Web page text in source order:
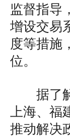
监督指导
增设交易
度等措施
位。
据了
上海、福
推动解决